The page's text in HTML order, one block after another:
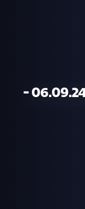
עושים שישי עם אריק וייס 06.09.24 -